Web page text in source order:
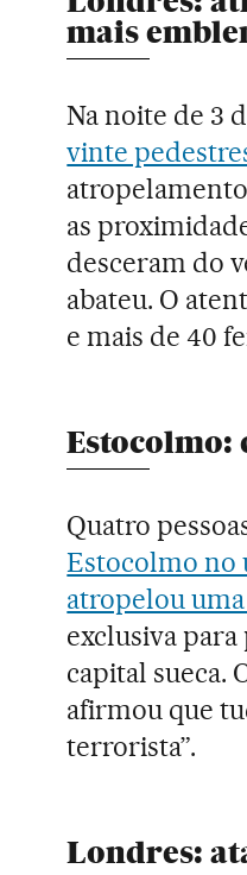
mais
Na noite de 3
vinte
as
desceram do
abateu. O
e mais de 40
Quatro
Estocolmo no
atropelou
exclusiva
capital sueca.
afirmou que
terrorista”.
Londres: